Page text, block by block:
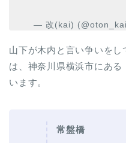
— 改(kai)
山下が木内と言い争いを
は、神奈川県横浜市にある
います。
常盤橋